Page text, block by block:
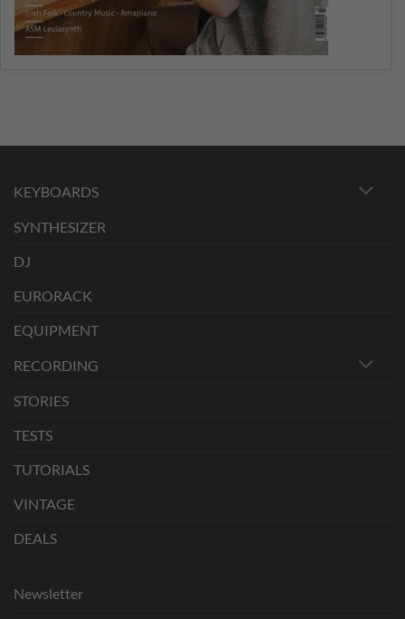
KEYBOARDS
SYNTHESIZER
DJ
EURORACK
EQUIPMENT
RECORDING
STORIES
TESTS
TUTORIALS
VINTAGE
DEALS
Newsletter